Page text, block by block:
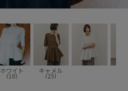
ホワイト
(10)
キャメル
(25)